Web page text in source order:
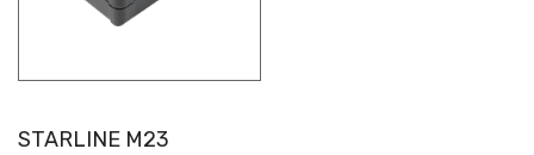
STARLINE M23